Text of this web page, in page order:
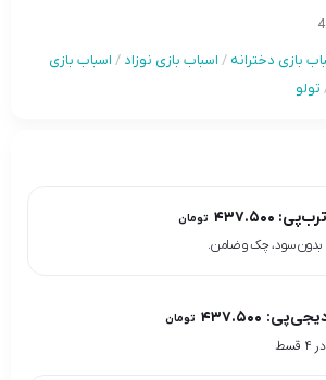
بازی دخترانه / اسباب بازی نوزاد / اسباب بازی
تولو
۴۳۷.۵۰۰ تومان
۴۳۷.۵۰۰ تومان